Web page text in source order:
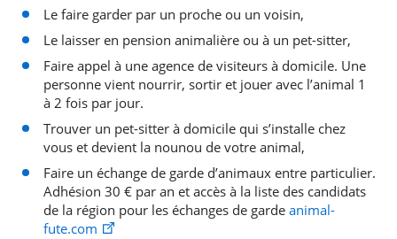
Le faire garder par un proche ou un voisin,
Le laisser en pension animalière ou à un pet-sitter,
Faire appel à une agence de visiteurs à domicile. Une
personne vient nourrir, sortir et jouer avec l’animal 1
à 2 fois par jour.
Trouver un pet-sitter à domicile qui s’installe chez
vous et devient la nounou de votre animal,
Faire un échange de garde d’animaux entre particulier.
Adhésion 30 € par an et accès à la liste des candidats
de la région pour les échanges de gardeanimal-
fute.com